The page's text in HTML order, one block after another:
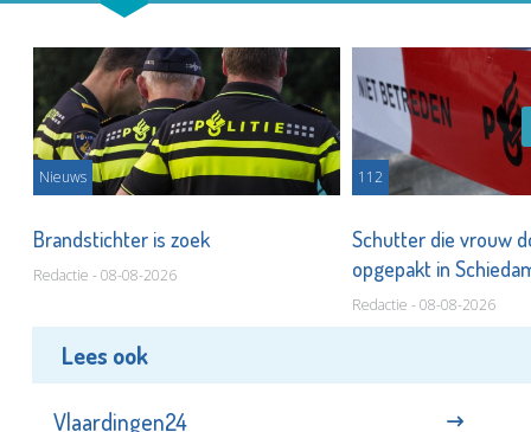
Nieuws
Brandstichter is zoek
Redactie - 08-08-2026
112
Schutter die vrouw
opgepakt in
Redactie - 08-08-2026
Lees ook
Vlaardingen24